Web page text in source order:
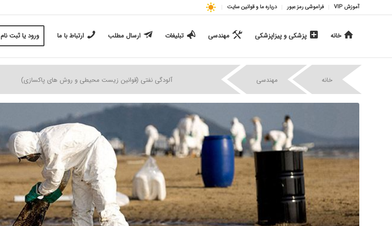
آموزش VIP فراموشی رمز عبور درباره ما و قوانین سایت
خانه پزشکی و پیزاپزشکی مهندسی تبلیغات ارسال مطلب ارتباط با ما ورود یا ثبت نام
خانه مهندسی | آلودگی نفتی (قوانین زیست محیطی و روش های پاکسازی)